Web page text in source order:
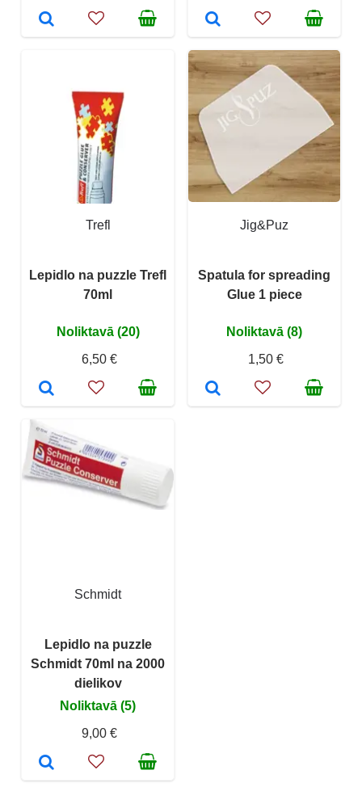
Trefl
Lepidlo na puzzle Trefl
70ml
Noliktavā (20)
6,50 €
Jig&Puz
Spatula for spreading
Glue 1 piece
Noliktavā (8)
1,50 €
Schmidt
Lepidlo na puzzle
Schmidt 70ml na 2000
dielikov
Noliktavā (5)
9,00 €